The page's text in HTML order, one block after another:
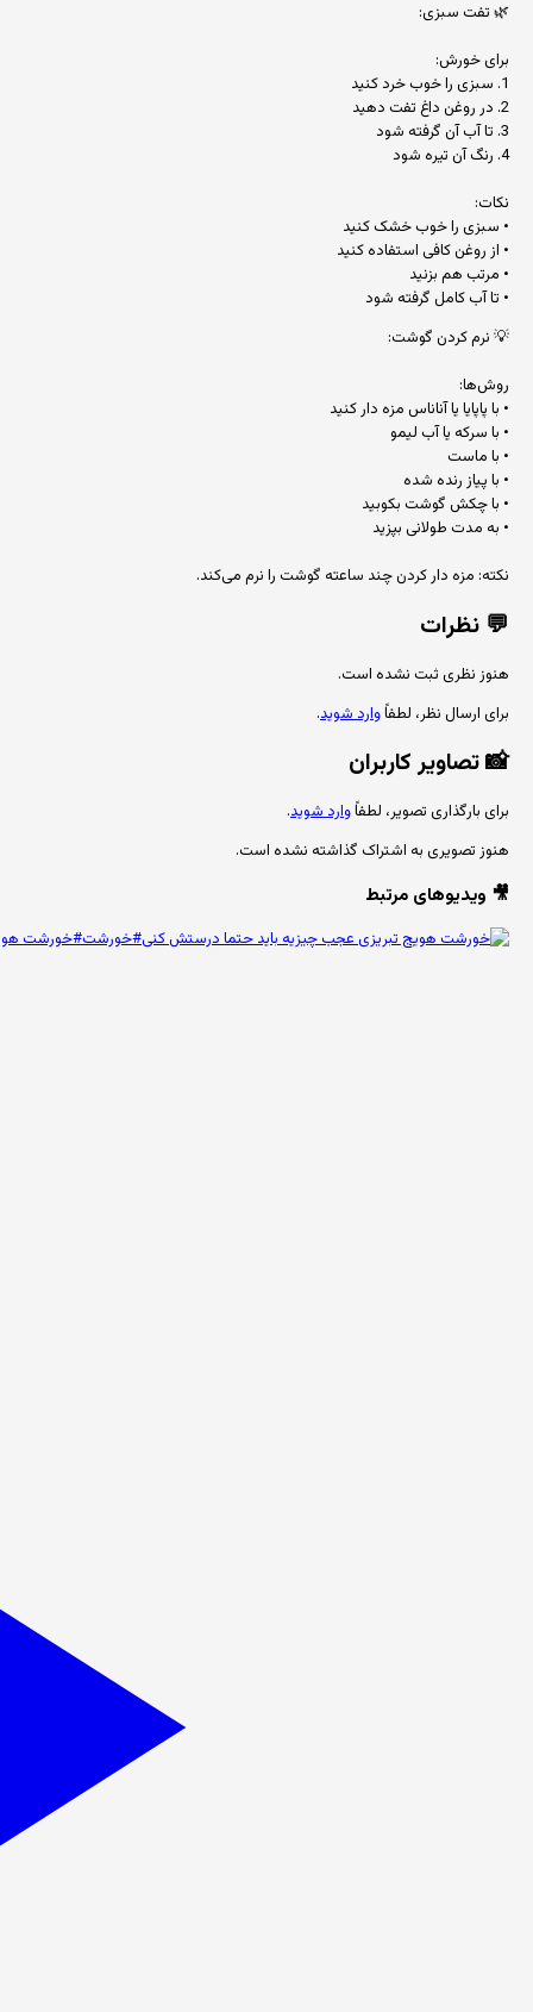
🌿 تفت سبزی:
برای خورش:
1. سبزی را خوب خرد کنید
2. در روغن داغ تفت دهید
3. تا آب آن گرفته شود
4. رنگ آن تیره شود
نکات:
• سبزی را خوب خشک کنید
• از روغن کافی استفاده کنید
• مرتب هم بزنید
• تا آب کامل گرفته شود
💡 نرم کردن گوشت:
روش‌ها:
• با پاپایا یا آناناس مزه دار کنید
• با سرکه یا آب لیمو
• با ماست
• با پیاز رنده شده
• با چکش گوشت بکوبید
• به مدت طولانی بپزید
نکته: مزه دار کردن چند ساعته گوشت را نرم می‌کند.
💬 نظرات
هنوز نظری ثبت نشده است.
برای ارسال نظر، لطفاًوارد شوید.
📸تصاویر کاربران
برای بارگذاری تصویر، لطفاًوارد شوید.
هنوز تصویری به اشتراک گذاشته نشده است.
🎥 ویدیوهای مرتبط